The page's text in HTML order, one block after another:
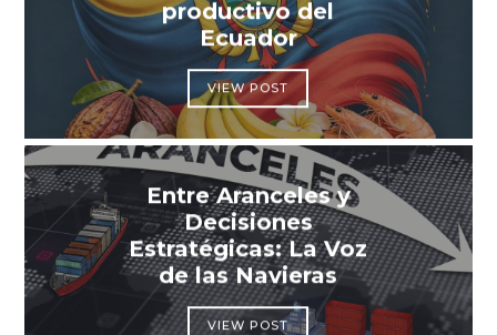
productivo del
Ecuador
VIEW POST
Entre Aranceles y
Decisiones
Estratégicas: La Voz
de las Navieras
VIEW POST